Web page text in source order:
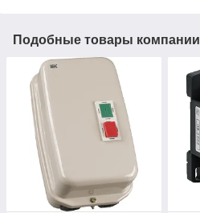
Подобные товары компании